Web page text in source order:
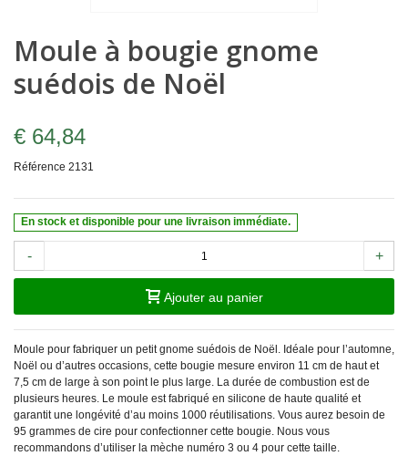
Moule à bougie gnome
suédois de Noël
€ 64,84
Référence 2131
En stock et disponible pour une livraison immédiate.
- +
Ajouter au panier
Moule pour fabriquer un petit gnome suédois de Noël. Idéale pour l’automne,
Noël ou d’autres occasions, cette bougie mesure environ 11 cm de haut et
7,5 cm de large à son point le plus large. La durée de combustion est de
plusieurs heures. Le moule est fabriqué en silicone de haute qualité et
garantit une longévité d’au moins 1000 réutilisations. Vous aurez besoin de
95 grammes de cire pour confectionner cette bougie. Nous vous
recommandons d’utiliser la mèche numéro 3 ou 4 pour cette taille.